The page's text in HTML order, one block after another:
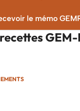
le mémo
GEM-